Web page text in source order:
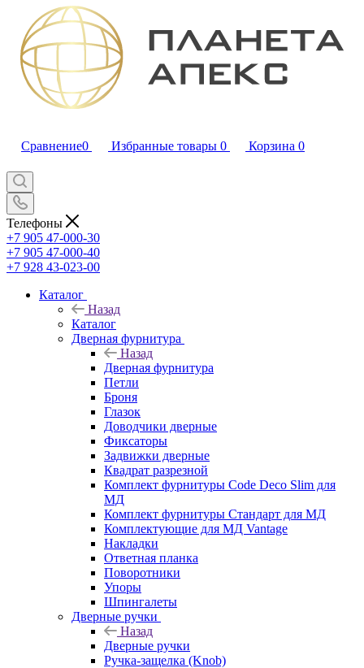
Сравнение0 Избранные товары 0 Корзина 0
Телефоны
+7 905 47-000-30
+7 905 47-000-40
+7 928 43-023-00
Каталог
Назад
Каталог
Дверная фурнитура
Назад
Дверная фурнитура
Петли
Броня
Глазок
Доводчики дверные
Фиксаторы
Задвижки дверные
Квадрат разрезной
Комплект фурнитуры Code Deco Slim для
МД
Комплект фурнитуры Стандарт для МД
Комплектующие для МД Vantage
Накладки
Ответная планка
Поворотники
Упоры
Шпингалеты
Дверные ручки
Назад
Дверные ручки
Ручка-защелка (Knob)